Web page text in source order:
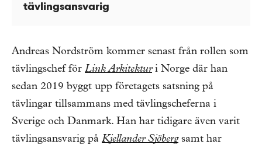
tävlingsansvarig
Andreas Nordström kommer senast från rollen som
tävlingschef för Link Arkitekturi Norge där han
sedan 2019 byggt upp företagets satsning på
tävlingar tillsammans med tävlingscheferna i
Sverige och Danmark. Han har tidigare även varit
tävlingsansvarig på Kjellander Sjöbergsamt har